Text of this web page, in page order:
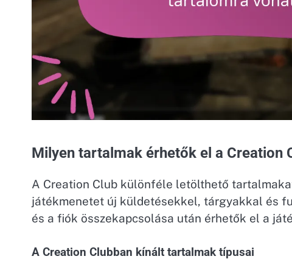
Milyen tartalmak érhetők el a Creation
A Creation Club különféle letölthető
játékmenetet új küldetésekkel, tárgyakkal és
és a fiók összekapcsolása után érhetők el a
A Creation Clubban kínált tartalmak típusai